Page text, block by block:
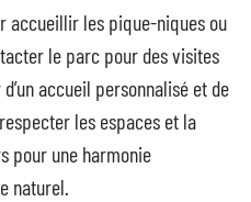
accueillir les pique-niques ou
le parc pour des visites
accueil personnalisé et de
les espaces et la
pour une harmonie
naturel.